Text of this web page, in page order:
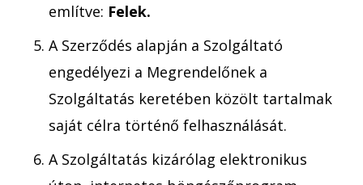
említve: Felek.
A Szerződés alapján a Szolgáltató
engedélyezi a Megrendelőnek a
Szolgáltatás keretében közölt tartalmak
saját célra történő felhasználását.
A Szolgáltatás kizárólag elektronikus